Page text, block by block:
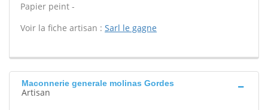
Papier peint -
Voir la fiche artisan : Sarl le gagne
Maconnerie generale molinas Gordes
Artisan